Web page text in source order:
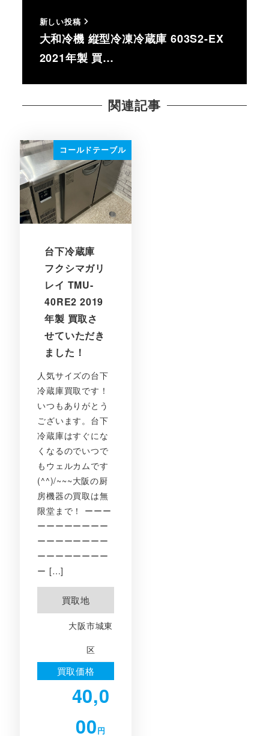
新しい投稿
大和冷機 縦型冷凍冷蔵庫 603S2-EX
2021年製 買…
関連記事
コールドテーブル
台下冷蔵庫
フクシマガリ
レイ TMU-
40RE2 2019
年製 買取さ
せていただき
ました！
人気サイズの台下
冷蔵庫買取です！
いつもありがとう
ございます。台下
冷蔵庫はすぐにな
くなるのでいつで
もウェルカムです
(^^)/~~~大阪の厨
房機器の買取は無
限堂まで！ ーーー
ーーーーーーーー
ーーーーーーーー
ーーーーーーーー
ー […]
買取地
大阪市城東
区
買取価格
40,0
00円